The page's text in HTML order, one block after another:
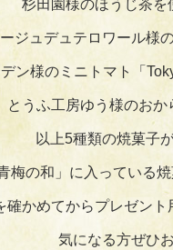
杉田園様のほうじ茶を
ジュデュテロワール様
デン様のミニトマト「
とうふ工房ゆう様のお
以上5種類の焼菓子
梅の和」に入っている
確かめてからプレゼント
気になる方ぜひ